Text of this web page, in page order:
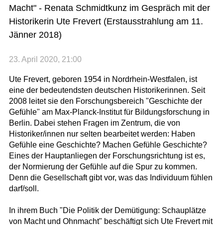
Macht" - Renata Schmidtkunz im Gespräch mit der
Historikerin Ute Frevert (Erstausstrahlung am 11.
Jänner 2018)
23. April 2020, 21:00
Ute Frevert, geboren 1954 in Nordrhein-Westfalen, ist
eine der bedeutendsten deutschen Historikerinnen. Seit
2008 leitet sie den Forschungsbereich "Geschichte der
Gefühle" am Max-Planck-Institut für Bildungsforschung in
Berlin. Dabei stehen Fragen im Zentrum, die von
Historiker/innen nur selten bearbeitet werden: Haben
Gefühle eine Geschichte? Machen Gefühle Geschichte?
Eines der Hauptanliegen der Forschungsrichtung ist es,
der Normierung der Gefühle auf die Spur zu kommen.
Denn die Gesellschaft gibt vor, was das Individuum fühlen
darf/soll.
In ihrem Buch "Die Politik der Demütigung: Schauplätze
von Macht und Ohnmacht" beschäftigt sich Ute Frevert mit